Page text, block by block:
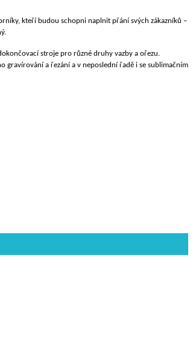
kteří budou schopni naplnit přání svých zákazníků –
stroje pro různé druhy vazby a ořezu.
gravírování a řezání a v neposlední řadě i se sublimačním